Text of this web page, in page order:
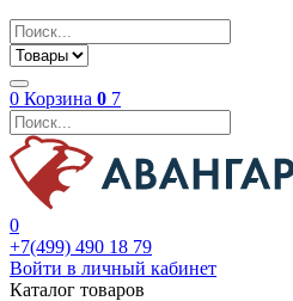
0 Корзина 0 7
0
+7(499) 490 18 79
Войти в личный кабинет
Каталог товаров